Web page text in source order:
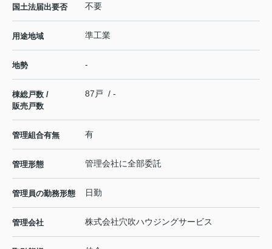
国土法届出要否 不要
用途地域 準工業
地勢 -
棟総戸数 /
販売戸数
87戸 / -
管理組合有無 有
管理形態 管理会社に全部委託
管理員の勤務形態 日勤
管理会社 株式会社穴吹ハウジングサービス